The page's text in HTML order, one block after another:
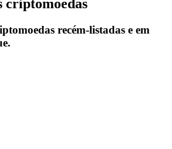
criptomoedas
recém-listadas e em
.